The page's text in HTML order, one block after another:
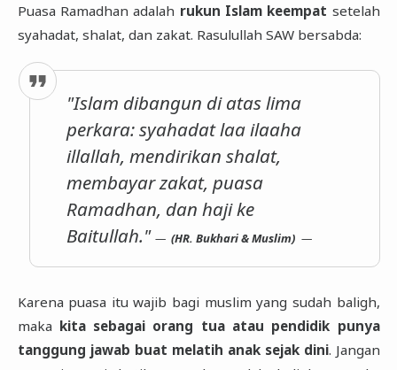
Puasa Ramadhan adalah rukun Islam keempat setelah
syahadat, shalat, dan zakat. Rasulullah SAW bersabda:
"Islam dibangun di atas lima
perkara: syahadat laa ilaaha
illallah, mendirikan shalat,
membayar zakat, puasa
Ramadhan, dan haji ke
Baitullah."
(HR. Bukhari & Muslim)
Karena puasa itu wajib bagi muslim yang sudah baligh,
maka kita sebagai orang tua atau pendidik punya
tanggung jawab buat melatih anak sejak dini. Jangan